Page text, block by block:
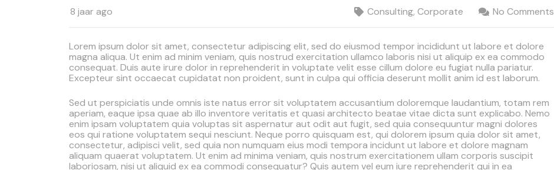
8 jaar ago Consulting, Corporate No Comments
Lorem ipsum dolor sit amet, consectetur adipiscing elit, sed do eiusmod tempor incididunt ut labore et dolore
magna aliqua. Ut enim ad minim veniam, quis nostrud exercitation ullamco laboris nisi ut aliquip ex ea commodo
consequat. Duis aute irure dolor in reprehenderit in voluptate velit esse cillum dolore eu fugiat nulla pariatur.
Excepteur sint occaecat cupidatat non proident, sunt in culpa qui officia deserunt mollit anim id est laborum.
Sed ut perspiciatis unde omnis iste natus error sit voluptatem accusantium doloremque laudantium, totam rem
aperiam, eaque ipsa quae ab illo inventore veritatis et quasi architecto beatae vitae dicta sunt explicabo. Nemo
enim ipsam voluptatem quia voluptas sit aspernatur aut odit aut fugit, sed quia consequuntur magni dolores
eos qui ratione voluptatem sequi nesciunt. Neque porro quisquam est, qui dolorem ipsum quia dolor sit amet,
consectetur, adipisci velit, sed quia non numquam eius modi tempora incidunt ut labore et dolore magnam
aliquam quaerat voluptatem. Ut enim ad minima veniam, quis nostrum exercitationem ullam corporis suscipit
laboriosam, nisi ut aliquid ex ea commodi consequatur? Quis autem vel eum iure reprehenderit qui in ea